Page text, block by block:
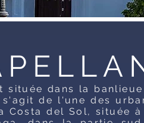
située dans la
s'agit de l'une des
Costa del Sol, située à